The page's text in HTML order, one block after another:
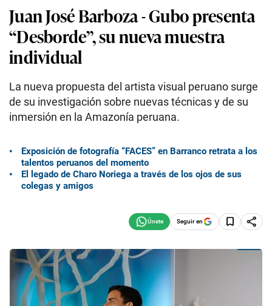
Juan José Barboza - Gubo presenta
“Desborde”, su nueva muestra
individual
La nueva propuesta del artista visual peruano surge
de su investigación sobre nuevas técnicas y de su
inmersión en la Amazonía peruana.
Exposición de fotografía “FACES” en Barranco retrata a los
talentos peruanos del momento
El legado de Charo Noriega a través de los ojos de sus
colegas y amigos
Seguir en